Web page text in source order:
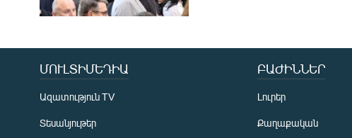
ՄՈՒԼՏԻՄԵԴԻԱ
Ազատություն TV
Տեսանյութեր
ԲԱԺԻՆՆԵՐ
Լուրեր
Քաղաքական